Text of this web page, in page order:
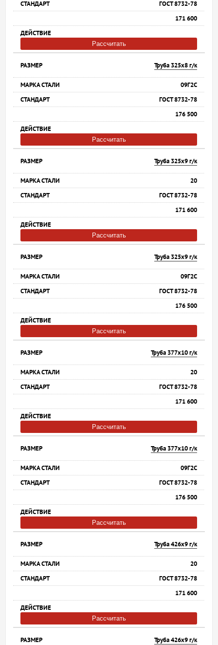
ГОСТ 8732-78
171 600
Рассчитать
Труба 325х8 г/к
09Г2С
ГОСТ 8732-78
176 500
Рассчитать
Труба 325х9 г/к
20
ГОСТ 8732-78
171 600
Рассчитать
Труба 325х9 г/к
09Г2С
ГОСТ 8732-78
176 500
Рассчитать
Труба 377х10 г/к
20
ГОСТ 8732-78
171 600
Рассчитать
Труба 377х10 г/к
09Г2С
ГОСТ 8732-78
176 500
Рассчитать
Труба 426х9 г/к
20
ГОСТ 8732-78
171 600
Рассчитать
Труба 426х9 г/к